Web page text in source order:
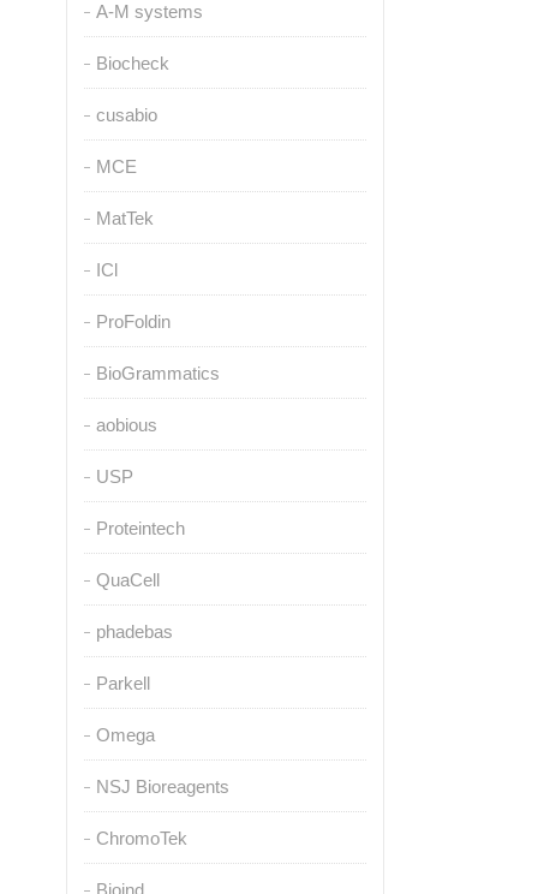
A-M systems
Biocheck
cusabio
MCE
MatTek
ICl
ProFoldin
BioGrammatics
aobious
USP
Proteintech
QuaCell
phadebas
Parkell
Omega
NSJ Bioreagents
ChromoTek
Bioind